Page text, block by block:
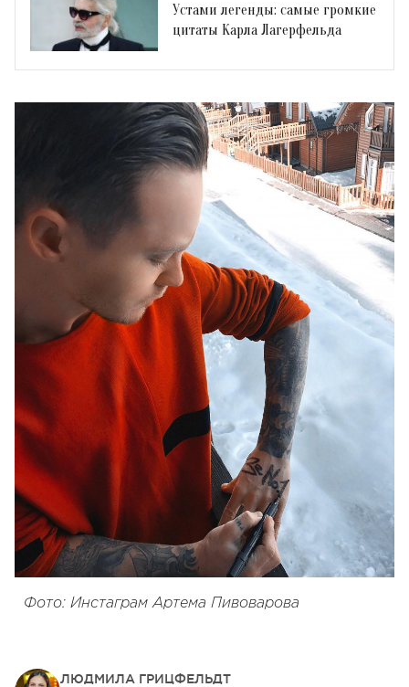
Устами легенды: самые громкие
цитаты Карла Лагерфельда
Фото: Инстаграм Артема Пивоварова
ЛЮДМИЛА ГРИЦФЕЛЬДТ